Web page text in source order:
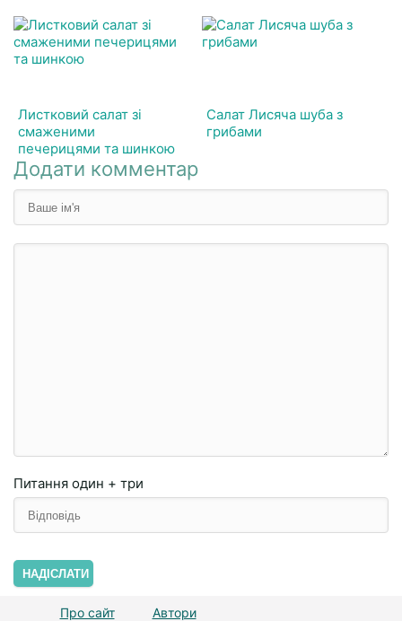
Листковий салат зі
смаженими
печерицями та шинкою
Салат Лисяча шуба з
грибами
Додати комментар
Питання один + три
НАДІСЛАТИ
Про сайт Автори